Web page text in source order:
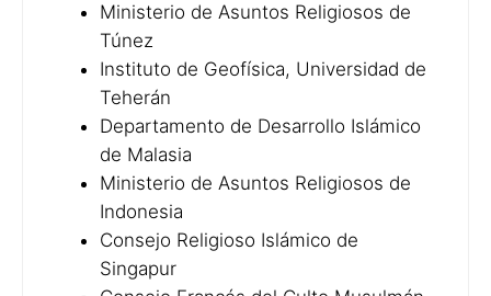
Ministerio de Asuntos Religiosos de
Túnez
Instituto de Geofísica, Universidad de
Teherán
Departamento de Desarrollo Islámico
de Malasia
Ministerio de Asuntos Religiosos de
Indonesia
Consejo Religioso Islámico de
Singapur